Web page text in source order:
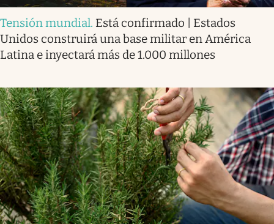
Tensión mundial. Está confirmado | Estados
Unidos construirá una base militar en América
Latina e inyectará más de 1.000 millones